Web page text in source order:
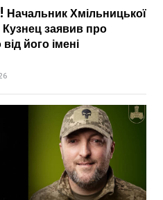
Начальник Хмільницької
заявив про
його імені